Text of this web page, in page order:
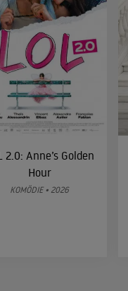
2.0: Anne’s Golden
Hour
KOMÖDIE • 2026